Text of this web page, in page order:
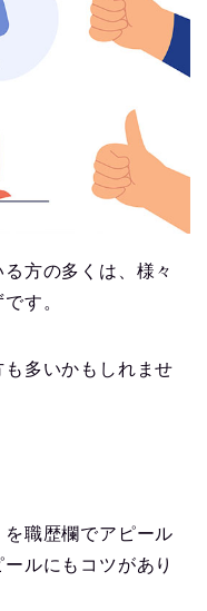
方の多くは、様々
す。
多いかもしれませ
職歴欄でアピール
ルにもコツがあり